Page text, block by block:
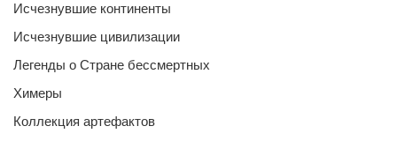
Исчезнувшие континенты
Исчезнувшие цивилизации
Легенды о Стране бессмертных
Химеры
Коллекция артефактов